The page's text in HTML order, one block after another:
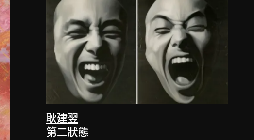
耿建翌
第二狀態